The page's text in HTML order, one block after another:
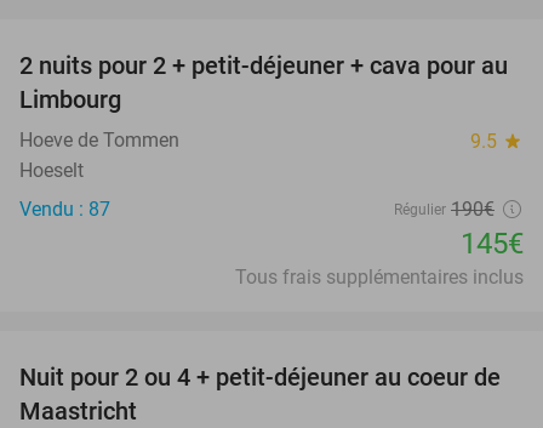
24%
2 nuits pour 2 + petit-déjeuner + cava pour au
Limbourg
Hoeve de Tommen 9.5 star
Hoeselt
Vendu : 87
Régulier 190€
145€
Tous frais supplémentaires inclus
26%
Nuit pour 2 ou 4 + petit-déjeuner au coeur de
Maastricht